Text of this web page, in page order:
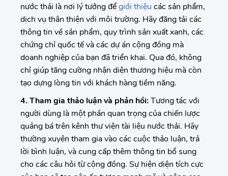
nước thải là nơi lý tưởng đểgiới thiệu các sản phẩm,
dịch vụ thân thiện với môi trường. Hãy đăng tải các
thông tin về sản phẩm, quy trình sản xuất xanh, các
chứng chỉ quốc tế và các dự án cộng đồng mà
doanh nghiệp của bạn đã triển khai. Qua đó, không
chỉ giúp tăng cường nhận diện thương hiệu mà còn
tạo dựng lòng tin với khách hàng tiềm năng.
4. Tham gia thảo luận và phản hồi: Tương tác với
người dùng là một phần quan trọng của chiến lược
quảng bá trên kênh thư viện tài liệu nước thải. Hãy
thường xuyên tham gia vào các cuộc thảo luận, trả
lời bình luận, và cung cấp thêm thông tin bổ sung
cho các câu hỏi từ cộng đồng. Sự hiện diện tích cực